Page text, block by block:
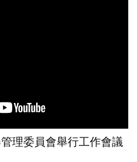
理委員會舉行工作會議